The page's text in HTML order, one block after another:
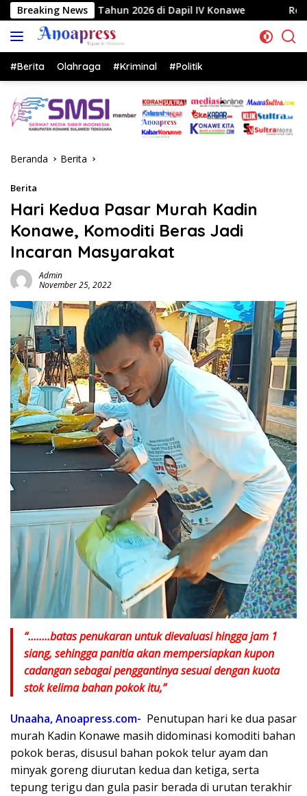
Langsung
ke
konten
Breaking News
di Dapil IV Konawe Reses di Labela, Anggota
#Berita Olahraga #Kriminal #Politik
Beranda Berita
Berita
Hari Kedua Pasar Murah Kadin
Konawe, Komoditi Beras Jadi
Incaran Masyarakat
Admin
November 25, 2022
“……..batas penukaran untuk dievaluasi hingga jam 1
siang, sehingga panitia akan mempersiapkan kupon
cadangan sebagai penggantinya sesuai dengan kuota
stok kelima bahan pokok itu,”
Unaaha, Anoapress.com- Penutupan hari ke dua pasar
murah Kadin Konawe masih didominasi komoditi bahan
pokok beras, disusul bahan pokok telur ayam dan
minyak goreng diurutan kedua dan ketiga, serta
tepung terigu dan gula pasir berada di urutan terakhir